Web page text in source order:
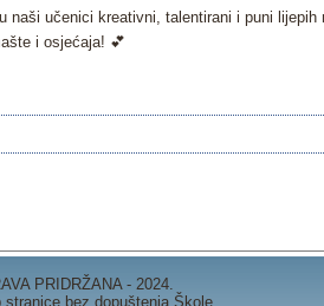
naši učenici kreativni, talentirani i puni
i osjećaja! 💕
PRIDRŽANA - 2024.
bez dopuštenja Škole.